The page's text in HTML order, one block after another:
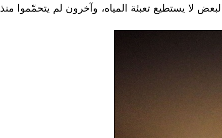
لا يستطيع تعبئة المياه، وآخرون لم يتحمّموا منذ